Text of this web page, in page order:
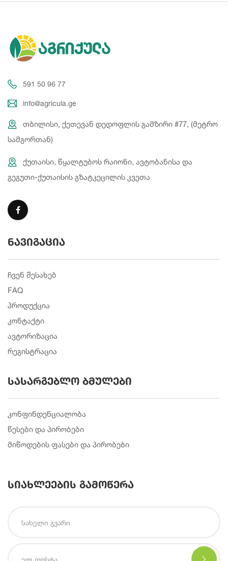
591 50 96 77
info@agricula.ge
თბილისი, ქეთევან დედოფლის გამზირი #77, (მეტრო
სამგორთან)
ქუთაისი, წყალტუბოს რაიონი, ავტობანისა და
გეგუთი-ქუთაისის გზატკეცილის კვეთა
ნავიგაცია
ჩვენ შესახებ
FAQ
პროდუქცია
კონტაქტი
ავტორიზაცია
რეგისტრაცია
სასარგებლო ბმულები
კონფინდენციალობა
წესები და პირობები
მიწოდების ფასები და პირობები
სიახლეების გამოწერა